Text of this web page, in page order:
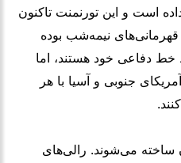
است و این تورنمنت تاکنون
نیمه‌شب بوده
دفاعی خود هستند، اما
جنوبی و آسیا با هر
ساخته می‌شوند. رالی‌های